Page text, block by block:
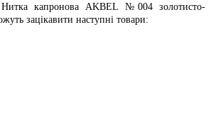
капронова AKBEL №004 золотисто-
зацікавити наступні товари: